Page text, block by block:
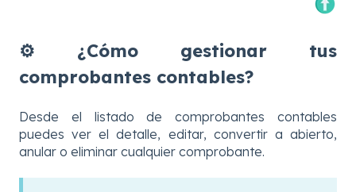
⚙️ ¿Cómo gestionar tus
comprobantes contables?
Desde el listado de comprobantes contables
puedes ver el detalle, editar, convertir a abierto,
anular o eliminar cualquier comprobante.